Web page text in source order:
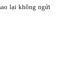
lại không ngửi